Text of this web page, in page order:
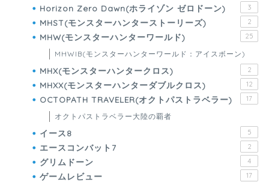
Horizon Zero Dawn(ホライゾン ゼロドーン) 3
MHST(モンスターハンターストーリーズ) 2
MHW(モンスターハンターワールド) 25
MHWIB(モンスターハンターワールド：アイスボーン)
MHX(モンスターハンタークロス) 2
MHXX(モンスターハンターダブルクロス) 12
OCTOPATH TRAVELER(オクトパストラベラー) 17
オクトパストラベラー大陸の覇者
イース8 5
エースコンバット7 2
グリムドーン 4
ゲームレビュー 17